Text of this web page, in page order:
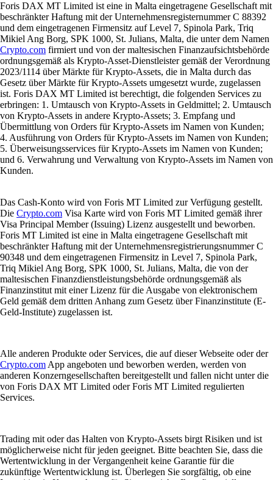
Foris DAX MT Limited ist eine in Malta eingetragene Gesellschaft mit
beschränkter Haftung mit der Unternehmensregisternummer C 88392
und dem eingetragenen Firmensitz auf Level 7, Spinola Park, Triq
Mikiel Ang Borg, SPK 1000, St. Julians, Malta, die unter dem Namen
Crypto.com firmiert und von der maltesischen Finanzaufsichtsbehörde
ordnungsgemäß als Krypto-Asset-Dienstleister gemäß der Verordnung
2023/1114 über Märkte für Krypto-Assets, die in Malta durch das
Gesetz über Märkte für Krypto-Assets umgesetzt wurde, zugelassen
ist. Foris DAX MT Limited ist berechtigt, die folgenden Services zu
erbringen: 1. Umtausch von Krypto-Assets in Geldmittel; 2. Umtausch
von Krypto-Assets in andere Krypto-Assets; 3. Empfang und
Übermittlung von Orders für Krypto-Assets im Namen von Kunden;
4. Ausführung von Orders für Krypto-Assets im Namen von Kunden;
5. Überweisungsservices für Krypto-Assets im Namen von Kunden;
und 6. Verwahrung und Verwaltung von Krypto-Assets im Namen von
Kunden.
Das Cash-Konto wird von Foris MT Limited zur Verfügung gestellt.
Die Crypto.com Visa Karte wird von Foris MT Limited gemäß ihrer
Visa Principal Member (Issuing) Lizenz ausgestellt und beworben.
Foris MT Limited ist eine in Malta eingetragene Gesellschaft mit
beschränkter Haftung mit der Unternehmensregistrierungsnummer C
90348 und dem eingetragenen Firmensitz in Level 7, Spinola Park,
Triq Mikiel Ang Borg, SPK 1000, St. Julians, Malta, die von der
maltesischen Finanzdienstleistungsbehörde ordnungsgemäß als
Finanzinstitut mit einer Lizenz für die Ausgabe von elektronischem
Geld gemäß dem dritten Anhang zum Gesetz über Finanzinstitute (E-
Geld-Institute) zugelassen ist.
Alle anderen Produkte oder Services, die auf dieser Webseite oder der
Crypto.comApp angeboten und beworben werden, werden von
anderen Konzerngesellschaften bereitgestellt und fallen nicht unter die
von Foris DAX MT Limited oder Foris MT Limited regulierten
Services.
Trading mit oder das Halten von Krypto-Assets birgt Risiken und ist
möglicherweise nicht für jeden geeignet. Bitte beachten Sie, dass die
Wertentwicklung in der Vergangenheit keine Garantie für die
zukünftige Wertentwicklung ist. Überlegen Sie sorgfältig, ob eine